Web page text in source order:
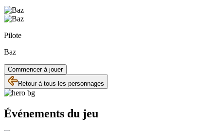
Pilote
Baz
Commencer à jouer
Retour à tous les personnages
Événements du jeu